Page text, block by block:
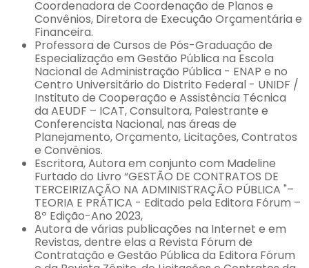
Coordenadora de Coordenação de Planos e
Convênios, Diretora de Execução Orçamentária e
Financeira.
Professora de Cursos de Pós-Graduação de
Especialização em Gestão Pública na Escola
Nacional de Administração Pública - ENAP e no
Centro Universitário do Distrito Federal - UNIDF /
Instituto de Cooperação e Assistência Técnica
da AEUDF – ICAT, Consultora, Palestrante e
Conferencista Nacional, nas áreas de
Planejamento, Orçamento, Licitações, Contratos
e Convênios.
Escritora, Autora em conjunto com Madeline
Furtado do Livro “GESTÃO DE CONTRATOS DE
TERCEIRIZAÇÃO NA ADMINISTRAÇÃO PÚBLICA "–
TEORIA E PRÁTICA - Editado pela Editora Fórum –
8º Edição-Ano 2023,
Autora de várias publicações na Internet e em
Revistas, dentre elas a Revista Fórum de
Contratação e Gestão Pública da Editora Fórum